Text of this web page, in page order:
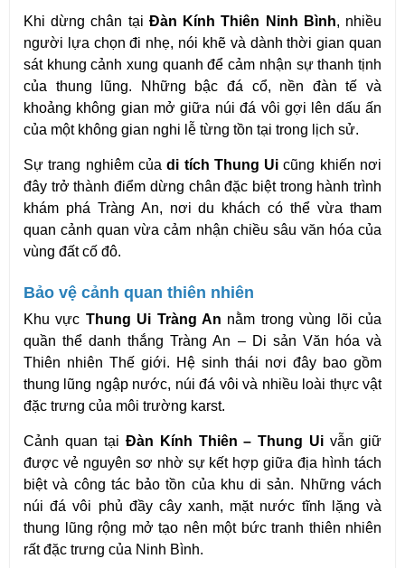
Khi dừng chân tại Đàn Kính Thiên Ninh Bình, nhiều
người lựa chọn đi nhẹ, nói khẽ và dành thời gian quan
sát khung cảnh xung quanh để cảm nhận sự thanh tịnh
của thung lũng. Những bậc đá cổ, nền đàn tế và
khoảng không gian mở giữa núi đá vôi gợi lên dấu ấn
của một không gian nghi lễ từng tồn tại trong lịch sử.
Sự trang nghiêm của di tích Thung Ui cũng khiến nơi
đây trở thành điểm dừng chân đặc biệt trong hành trình
khám phá Tràng An, nơi du khách có thể vừa tham
quan cảnh quan vừa cảm nhận chiều sâu văn hóa của
vùng đất cố đô.
Bảo vệ cảnh quan thiên nhiên
Khu vực Thung Ui Tràng An nằm trong vùng lõi của
quần thể danh thắng Tràng An – Di sản Văn hóa và
Thiên nhiên Thế giới. Hệ sinh thái nơi đây bao gồm
thung lũng ngập nước, núi đá vôi và nhiều loài thực vật
đặc trưng của môi trường karst.
Cảnh quan tại Đàn Kính Thiên – Thung Ui vẫn giữ
được vẻ nguyên sơ nhờ sự kết hợp giữa địa hình tách
biệt và công tác bảo tồn của khu di sản. Những vách
núi đá vôi phủ đầy cây xanh, mặt nước tĩnh lặng và
thung lũng rộng mở tạo nên một bức tranh thiên nhiên
rất đặc trưng của Ninh Bình.